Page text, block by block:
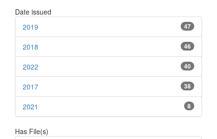
Date issued
47
2019
46
2018
40
2022
38
2017
8
2021
Has File(s)